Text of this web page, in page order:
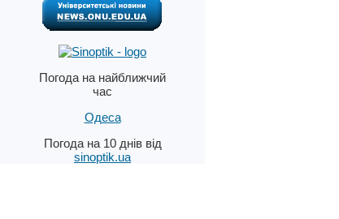
Погода на найближчий
час
Одеса
Погода на 10 днів від
sinoptik.ua